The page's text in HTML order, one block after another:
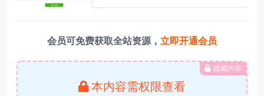
会员可免费获取全站资源， 立即开通会员
隐藏内容
本内容需权限查看